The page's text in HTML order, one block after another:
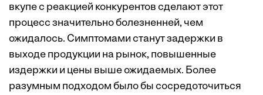
вкупе с реакцией конкурентов сделают этот
процесс значительно болезненней, чем
ожидалось. Симптомами станут задержки в
выходе продукции на рынок, повышенные
издержки и цены выше ожидаемых. Более
разумным подходом было бы сосредоточиться